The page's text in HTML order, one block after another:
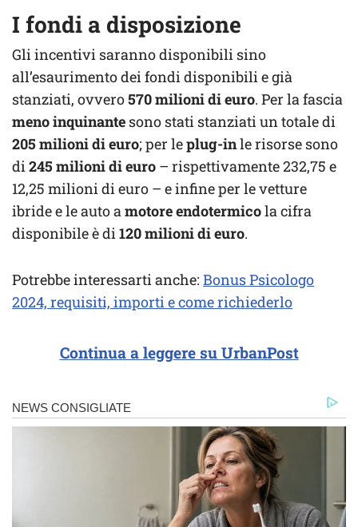
I fondi a disposizione
Gli incentivi saranno disponibili sino
all’esaurimento dei fondi disponibili e già
stanziati, ovvero570 milioni di euro. Per la fascia
meno inquinante sono stati stanziati un totale di
205 milioni di euro; per leplug-inle risorse sono
di245 milioni di euro – rispettivamente 232,75 e
12,25 milioni di euro – e infine per le vetture
ibride e le auto amotore endotermicola cifra
disponibile è di120 milioni di euro.
Potrebbe interessarti anche: Bonus Psicologo
2024, requisiti, importi e come richiederlo
Continua a leggere su UrbanPost